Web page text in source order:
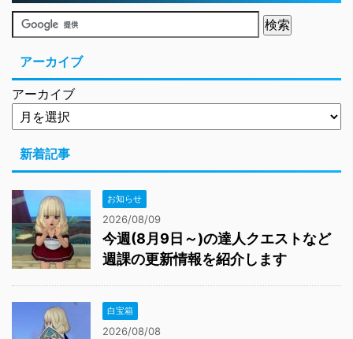
アーカイブ
アーカイブ
新着記事
お知らせ
2026/08/09
今週(8月9日～)の達人クエストなど
週課の更新情報を紹介します
白宝箱
2026/08/08